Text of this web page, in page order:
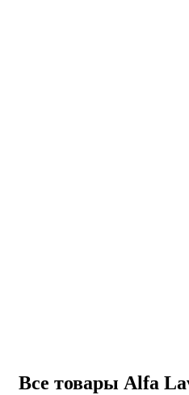
Все товары Alfa